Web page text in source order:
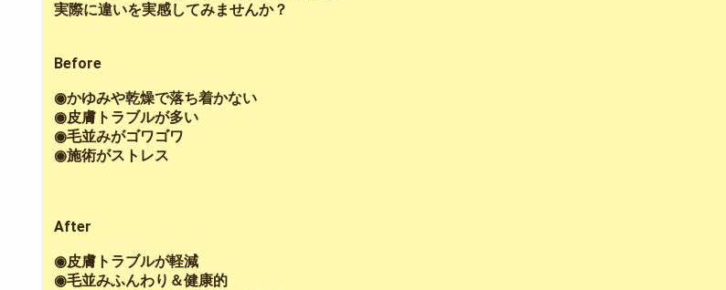
実際に違いを実感してみませんか？
Before
◉かゆみや乾燥で落ち着かない
◉皮膚トラブルが多い
◉毛並みがゴワゴワ
◉施術がストレス
After
◉皮膚トラブルが軽減
◉毛並みふんわり＆健康的